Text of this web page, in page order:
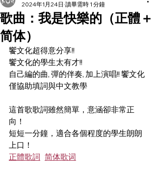
歌曲：我是快樂的（正體＋
简体）
2024年1月24日 讀畢需時 1 分鐘
饗文化超得意分享!!
饗文化的學生太有才!!
自己編的曲, 彈的伴奏, 加上演唱!! 饗文化
僅協助填詞與中文教學
這首歌歌詞雖然簡單，意涵卻非常正
向！
短短一分鐘，適合各個程度的學生朗朗
上口！
正體歌詞 简体歌词